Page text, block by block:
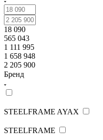
18 090
565 043
1 111 995
1 658 948
2 205 900
Бренд
STEELFRAME AYAX
STEELFRAME